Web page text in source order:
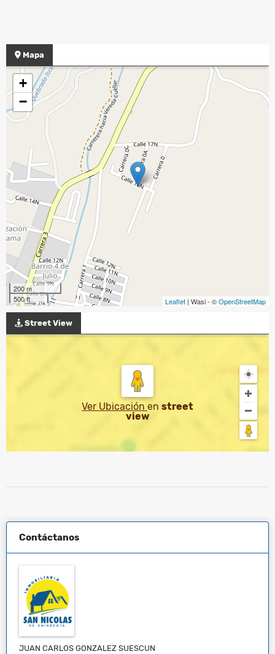
Mapa
+
−
200 m
500 ft
Leaflet | Wasi - ©OpenStreetMap
Street View
Ver Ubicación en street
view
Contáctanos
JUAN CARLOS GONZALEZ SUESCUN